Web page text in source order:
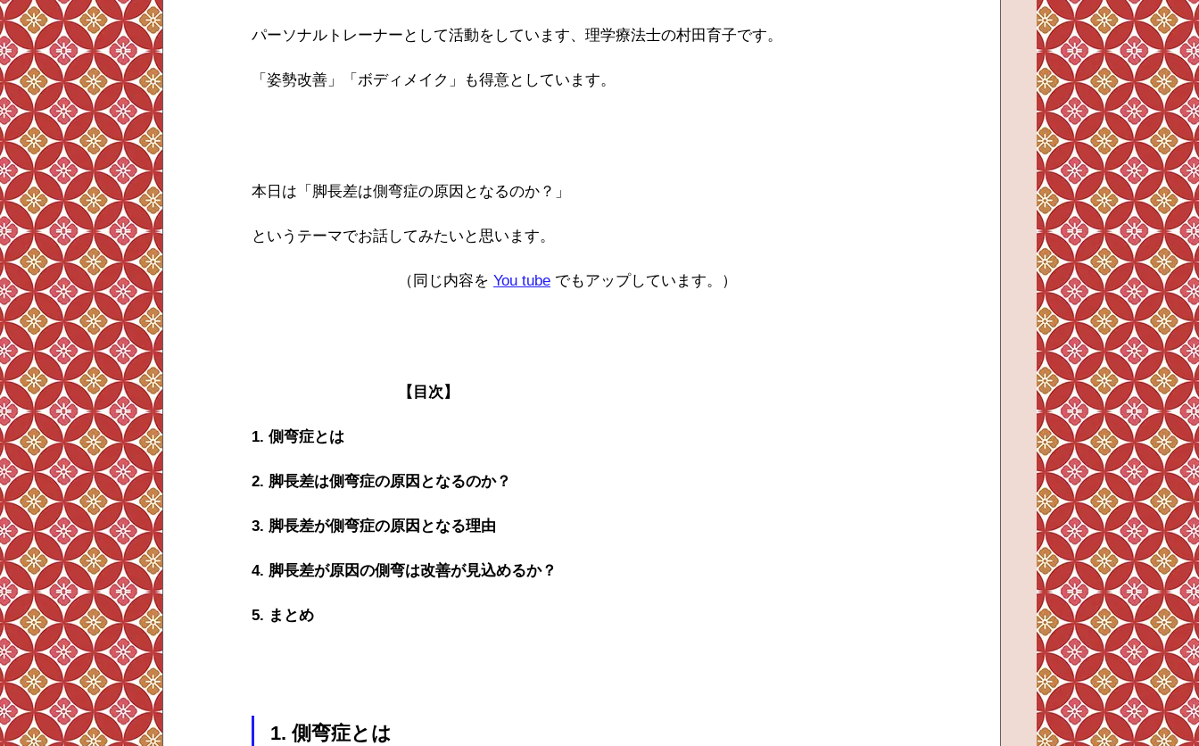
パーソナルトレーナーとして活動をしています、理学療法士の村田育子です。
「姿勢改善」「ボディメイク」も得意としています。
本日は「脚長差は側弯症の原因となるのか？」
というテーマでお話してみたいと思います。
（同じ内容を You tube でもアップしています。）
【目次】
1. 側弯症とは
2. 脚長差は側弯症の原因となるのか？
3. 脚長差が側弯症の原因となる理由
4. 脚長差が原因の側弯は改善が見込めるか？
5. まとめ
1. 側弯症とは